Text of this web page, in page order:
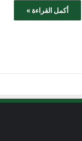
أكمل القراءة »